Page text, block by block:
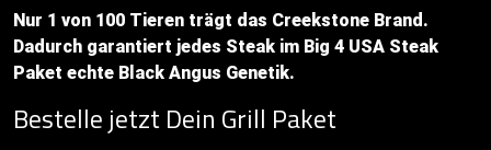
Nur 1 von 100 Tieren trägt das Creekstone Brand.
Dadurch garantiert jedes Steak im Big 4 USA Steak
Paket echte Black Angus Genetik.
Bestelle jetzt Dein Grill Paket